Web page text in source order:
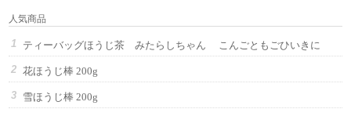
人気商品
ティーバッグほうじ茶 みたらしちゃん こんごともごひいきに
花ほうじ棒 200g
雪ほうじ棒 200g